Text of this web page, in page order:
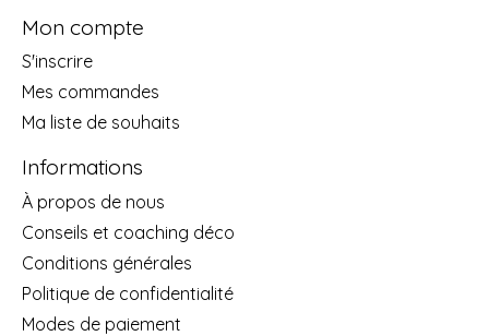
Mon compte
S'inscrire
Mes commandes
Ma liste de souhaits
Informations
À propos de nous
Conseils et coaching déco
Conditions générales
Politique de confidentialité
Modes de paiement